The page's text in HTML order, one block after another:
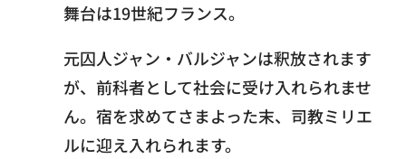
舞台は19世紀フランス。
元囚人ジャン・バルジャンは釈放されます
が、前科者として社会に受け入れられませ
ん。宿を求めてさまよった末、司教ミリエ
ルに迎え入れられます。